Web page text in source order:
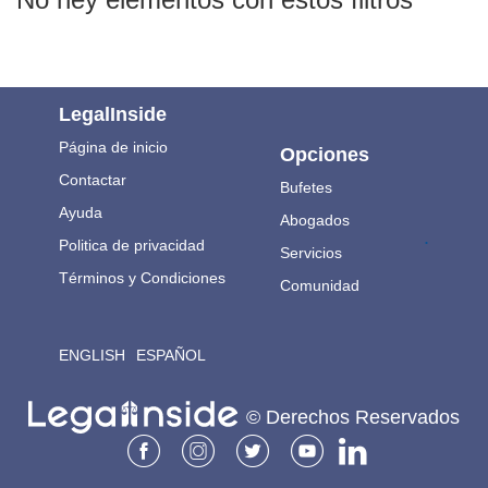
LegalInside
Página de inicio
Contactar
Ayuda
Politica de privacidad
Términos y Condiciones
ENGLISH ESPAÑOL
Opciones
Bufetes
Abogados
Servicios
Comunidad
.
© Derechos Reservados